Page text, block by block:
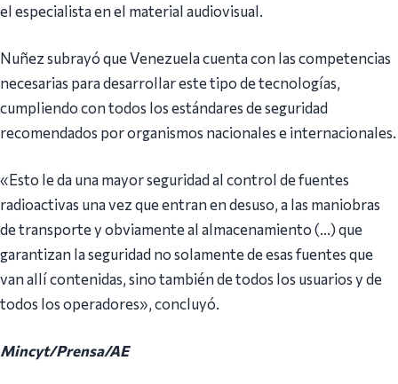
el especialista en el material audiovisual.
Nuñez subrayó que Venezuela cuenta con las competencias
necesarias para desarrollar este tipo de tecnologías,
cumpliendo con todos los estándares de seguridad
recomendados por organismos nacionales e internacionales.
«Esto le da una mayor seguridad al control de fuentes
radioactivas una vez que entran en desuso, a las maniobras
de transporte y obviamente al almacenamiento (…) que
garantizan la seguridad no solamente de esas fuentes que
van allí contenidas, sino también de todos los usuarios y de
todos los operadores», concluyó.
Mincyt/Prensa/AE